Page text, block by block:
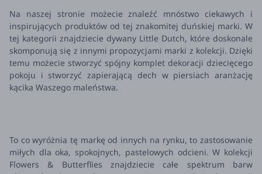
Na naszej stronie możecie znaleźć mnóstwo ciekawych i
inspirujących produktów od tej znakomitej duńskiej marki. W
tej kategorii znajdziecie dywany Little Dutch, które doskonale
skomponują się z innymi propozycjami marki z kolekcji. Dzięki
temu możecie stworzyć spójny komplet dekoracji dziecięcego
pokoju i stworzyć zapierającą dech w piersiach aranżację
kącika Waszego maleństwa.
To co wyróżnia tę markę od innych na rynku, to zastosowanie
miłych dla oka, spokojnych, pastelowych odcieni. W kolekcji
Flowers & Butterflies znajdziecie całe spektrum barw